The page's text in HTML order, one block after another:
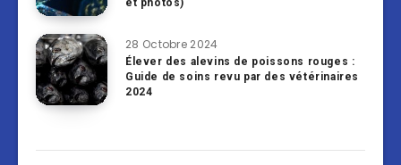
28 Octobre 2024
Élever des alevins de poissons rouges :
Guide de soins revu par des vétérinaires
2024